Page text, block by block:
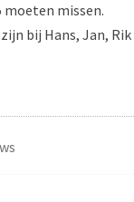
missen.
bij Hans, Jan,